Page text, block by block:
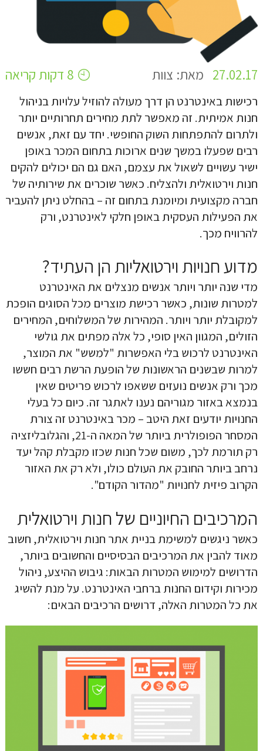
27.02.17 מאת: צוות 8 דקות קריאה
רכישות באינטרנט הן דרך מעולה להוזיל עלויות בניהול
חנות אמיתית. זה מאפשר לתת מחירים תחרותיים יותר
ולתרום להתפתחות השוק החופשי. יחד עם זאת, אנשים
רבים שפעלו במשך שנים ארוכות בתחום המכר באופן
ישיר עשויים לשאול את עצמם, האם גם הם יכולים להקים
חנות וירטואלית ולהצליח. כאשר שוכרים את שירותיה של
חברה מקצועית ומיומנת בתחום זה – בהחלט ניתן להעביר
את הפעילות העסקית באופן חלקי לאינטרנט, ורק
להרוויח מכך.
מדוע חנויות וירטואליות הן העתיד?
מדי שנה יותר ויותר אנשים מנצלים את האינטרנט
למטרות שונות, כאשר רכישת מוצרים מכל הסוגים הופכת
למקובלת יותר ויותר. המהירות של המשלוחים, המחירים
הזולים, המגוון האין סופי, כל אלה מפתים את גולשי
האינטרנט לרכוש בלי האפשרות "למשש" את המוצר,
למרות שבשנים הראשונות של הופעת הרשת רבים חששו
מכך ורק אנשים נועזים ששאפו לרכוש פריטים שאין
בנמצא באזור מגוריהם נענו לאתגר זה. כיום כל בעלי
החנויות יודעים זאת היטב – מכר באינטרנט זה צורת
המסחר הפופולרית ביותר של המאה ה-21, והגלובליזציה
רק תורמת לכך, משום שכל חנות שכזו מקבלת קהל יעד
נרחב ביותר החובק את העולם כולו, ולא רק את האזור
הקרוב פיזית לחנויות "מהדור הקודם".
המרכיבים החיוניים של חנות וירטואלית
כאשר ניגשים למשימת בניית אתר חנות וירטואלית, חשוב
מאוד להבין את המרכיבים הבסיסיים והחשובים ביותר,
הדרושים למימוש המטרות הבאות: גיבוש ההיצע, ניהול
מכירות וקידום החנות ברחבי האינטרנט. על מנת להשיג
את כל המטרות האלה, דרושים הרכיבים הבאים:
קראתי ואני מאשר/ת את מדיניות הפרטיותשל האתר, ומסכים/ה
לשמירת המידע לצורך טיפול בפנייתי (חובה)